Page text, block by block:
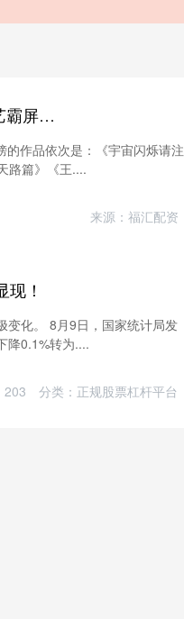
配资实力证券配资门户 云合数据2026年2月综艺霸屏榜TOP10出炉，市场呈现三大特征
作品依次是：《宇宙闪烁请注
路篇》《王....
来源：福汇配资
！
变化。 8月9日，国家统计局发
降0.1%转为....
203 分类： 正规股票杠杆平台